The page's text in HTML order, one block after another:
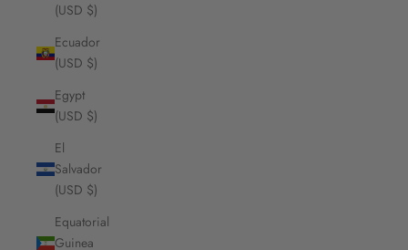
(USD $)
Ecuador
(USD $)
Egypt
(USD $)
El
Salvador
(USD $)
Equatorial
Guinea